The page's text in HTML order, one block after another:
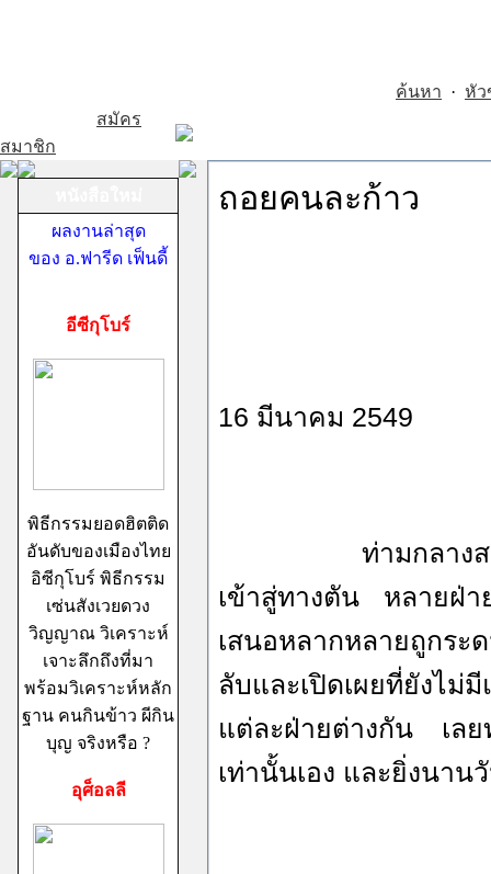
ค้นหา · หัว
สมัคร
สมาชิก
ผลงานล่าสุด
ของ อ.ฟารีด เฟ็นดี้
อีซีกุโบร์
พิธีกรรมยอดฮิตติด
อันดับของเมืองไทย
อิซีกุโบร์ พิธีกรรม
เซ่นสังเวยดวง
วิญญาณ วิเคราะห์
เจาะลึกถึงที่มา
พร้อมวิเคราะห์หลัก
ฐาน คนกินข้าว ผีกิน
บุญ จริงหรือ ?
อุศ็อลลี
ถอยคนละก้าว
16 มีนาคม 2549
ท่ามกลางสถานก
เข้าสู่ทางตัน หลายฝ่า
เสนอหลากหลายถูกระ
ลับและเปิดเผยที่ยังไ
แต่ละฝ่ายต่างกัน เลยท
เท่านั้นเอง และยิ่งนา